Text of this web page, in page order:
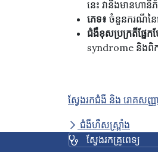
នេះ វានឹងមានហានិ
ភេទ៖ ចំនួនករណីនៃ
ជំងឺខុសប្រក្រតីផ្នែក
syndrome និងពិ
ស្វែងរកជំងឺ និង រោគសញ្ញា
ជំងឺហឺសស្ព្រាំង
ស្វែងរកគ្រូពេទ្យ